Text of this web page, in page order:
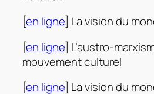
[en ligne] La vision du
[en ligne] L’austro-
mouvement culturel
[en ligne] La vision du